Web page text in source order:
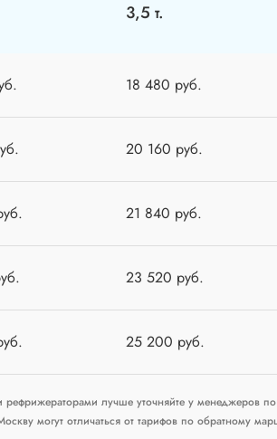
3,5 т.
18 480 руб.
20 160 руб.
21 840 руб.
23 520 руб.
25 200 руб.
лучше уточняйте у менеджеров
могут отличаться от тарифов по обратному